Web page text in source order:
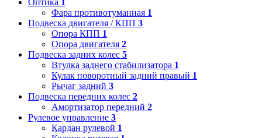
Фара противотуманная 1
Подвеска двигателя / КПП 3
Опора КПП 1
Опора двигателя 2
Подвеска задних колес 5
Втулка заднего стабилизатора 1
Кулак поворотный задний правый 1
Рычаг задний 3
Подвеска передних колес 2
Амортизатор передний 2
Рулевое управление 3
Кардан рулевой 1